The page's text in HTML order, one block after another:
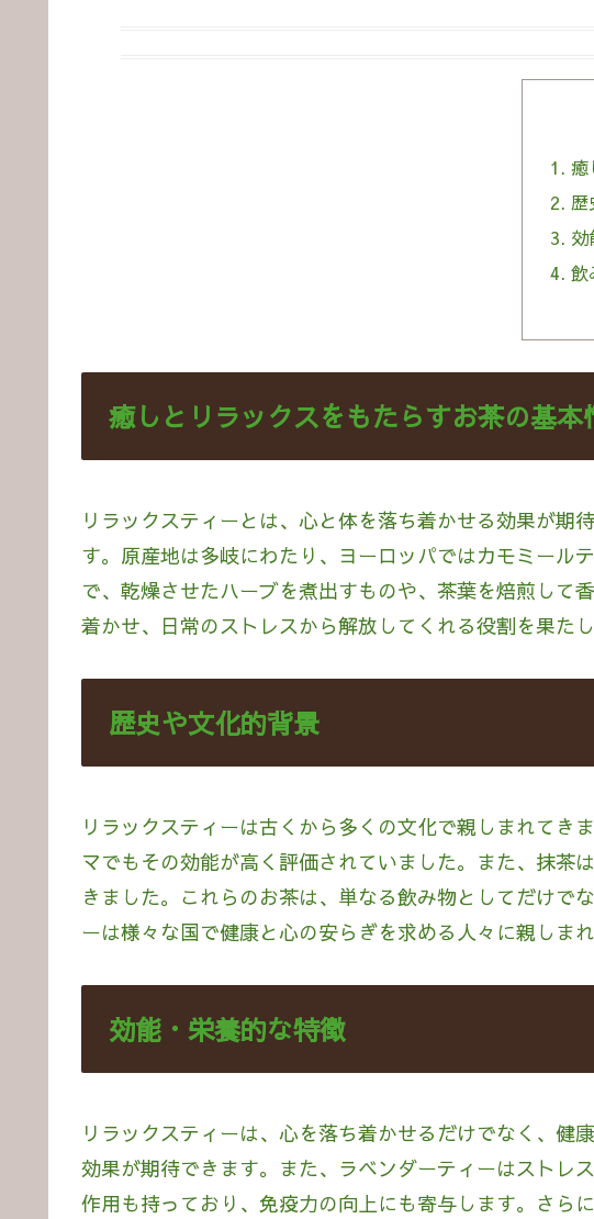
癒
歴
効
飲
癒しとリラックスをもたらすお茶の基本
リラックスティーとは、心と体を落ち着かせる効果が期
す。原産地は多岐にわたり、ヨーロッパではカモミール
で、乾燥させたハーブを煮出すものや、茶葉を焙煎して
着かせ、日常のストレスから解放してくれる役割を果たし
歴史や文化的背景
リラックスティーは古くから多くの文化で親しまれて
マでもその効能が高く評価されていました。また、抹茶
きました。これらのお茶は、単なる飲み物としてだけで
ーは様々な国で健康と心の安らぎを求める人々に親しまれ
効能・栄養的な特徴
リラックスティーは、心を落ち着かせるだけでなく、健
効果が期待できます。また、ラベンダーティーはストレ
作用も持っており、免疫力の向上にも寄与します。さら